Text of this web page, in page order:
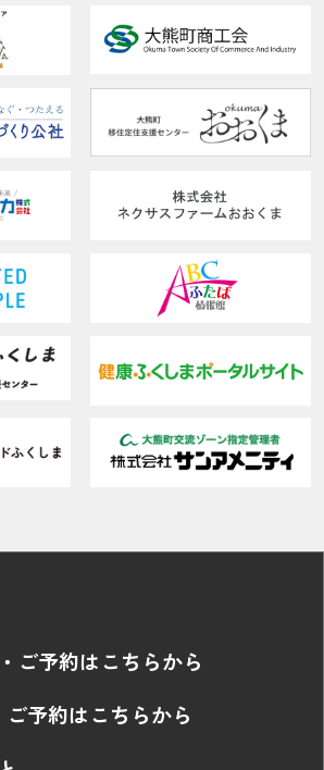
ご予約はこちらから
予約はこちらから